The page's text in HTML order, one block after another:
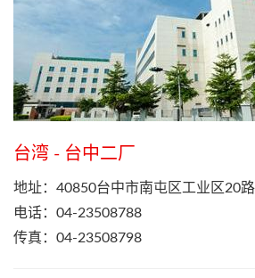
台湾 - 台中二厂
地址：40850台中市南屯区工业区20
电话：04-23508788
传真：04-23508798